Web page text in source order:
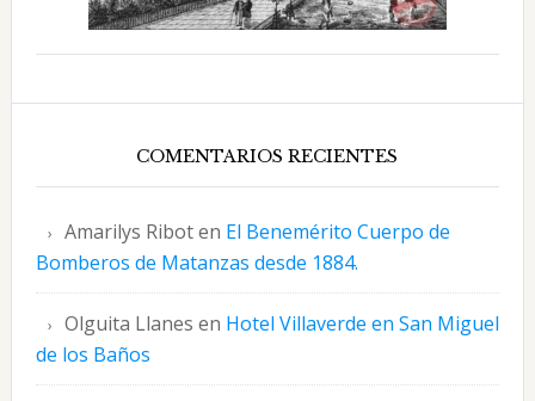
COMENTARIOS RECIENTES
Amarilys Riboten El Benemérito Cuerpo de
Bomberos de Matanzas desde 1884.
Olguita Llanes en Hotel Villaverde en San Miguel
de los Baños